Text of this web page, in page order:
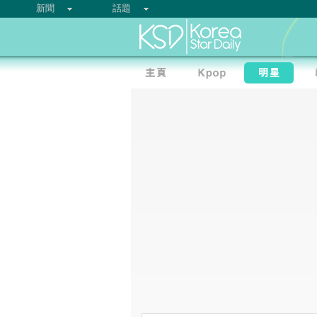
新聞 話題